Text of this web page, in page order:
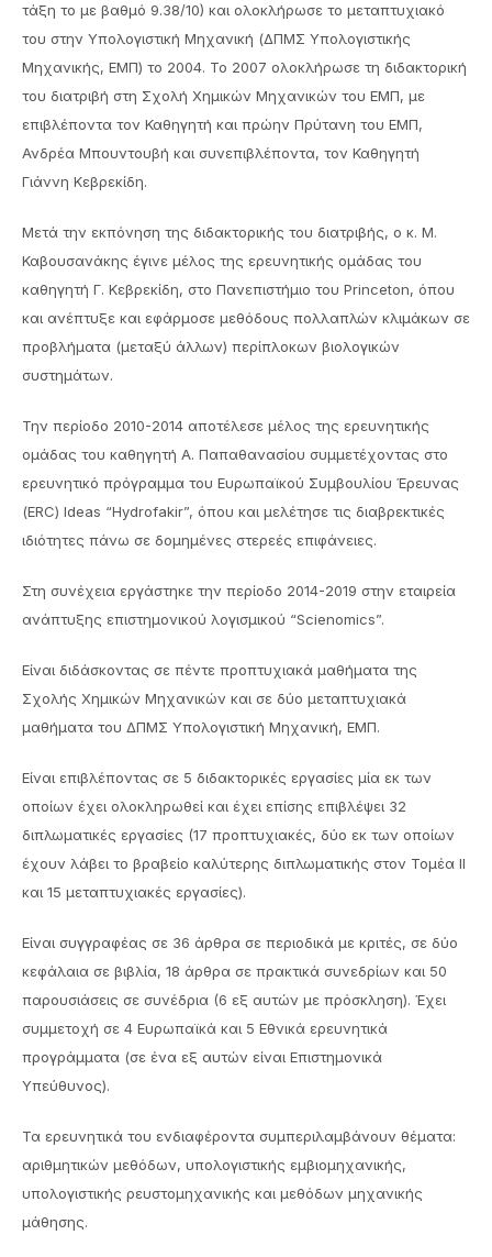
τάξη το με βαθμό 9.38/10) και ολοκλήρωσε το μεταπτυχιακό
του στην Υπολογιστική Μηχανική (ΔΠΜΣ Υπολογιστικής
Μηχανικής, ΕΜΠ) το 2004. Το 2007 ολοκλήρωσε τη διδακτορική
του διατριβή στη Σχολή Χημικών Μηχανικών του ΕΜΠ, με
επιβλέποντα τον Καθηγητή και πρώην Πρύτανη του ΕΜΠ,
Ανδρέα Μπουντουβή και συνεπιβλέποντα, τον Καθηγητή
Γιάννη Κεβρεκίδη.
Μετά την εκπόνηση της διδακτορικής του διατριβής, ο κ. Μ.
Καβουσανάκης έγινε μέλος της ερευνητικής ομάδας του
καθηγητή Γ. Κεβρεκίδη, στο Πανεπιστήμιο του Princeton, όπου
και ανέπτυξε και εφάρμοσε μεθόδους πολλαπλών κλιμάκων σε
προβλήματα (μεταξύ άλλων) περίπλοκων βιολογικών
συστημάτων.
Την περίοδο 2010-2014 αποτέλεσε μέλος της ερευνητικής
ομάδας του καθηγητή Α. Παπαθανασίου συμμετέχοντας στο
ερευνητικό πρόγραμμα του Ευρωπαϊκού Συμβουλίου Έρευνας
(ERC) Ideas “Hydrofakir”, όπου και μελέτησε τις διαβρεκτικές
ιδιότητες πάνω σε δομημένες στερεές επιφάνειες.
Στη συνέχεια εργάστηκε την περίοδο 2014-2019 στην εταιρεία
ανάπτυξης επιστημονικού λογισμικού “Scienomics”.
Είναι διδάσκοντας σε πέντε προπτυχιακά μαθήματα της
Σχολής Χημικών Μηχανικών και σε δύο μεταπτυχιακά
μαθήματα του ΔΠΜΣ Υπολογιστική Μηχανική, ΕΜΠ.
Είναι επιβλέποντας σε 5 διδακτορικές εργασίες μία εκ των
οποίων έχει ολοκληρωθεί και έχει επίσης επιβλέψει 32
διπλωματικές εργασίες (17 προπτυχιακές, δύο εκ των οποίων
έχουν λάβει το βραβείο καλύτερης διπλωματικής στον Τομέα ΙΙ
και 15 μεταπτυχιακές εργασίες).
Είναι συγγραφέας σε 36 άρθρα σε περιοδικά με κριτές, σε δύο
κεφάλαια σε βιβλία, 18 άρθρα σε πρακτικά συνεδρίων και 50
παρουσιάσεις σε συνέδρια (6 εξ αυτών με πρόσκληση). Έχει
συμμετοχή σε 4 Ευρωπαϊκά και 5 Εθνικά ερευνητικά
προγράμματα (σε ένα εξ αυτών είναι Επιστημονικά
Υπεύθυνος).
Τα ερευνητικά του ενδιαφέροντα συμπεριλαμβάνουν θέματα:
αριθμητικών μεθόδων, υπολογιστικής εμβιομηχανικής,
υπολογιστικής ρευστομηχανικής και μεθόδων μηχανικής
μάθησης.